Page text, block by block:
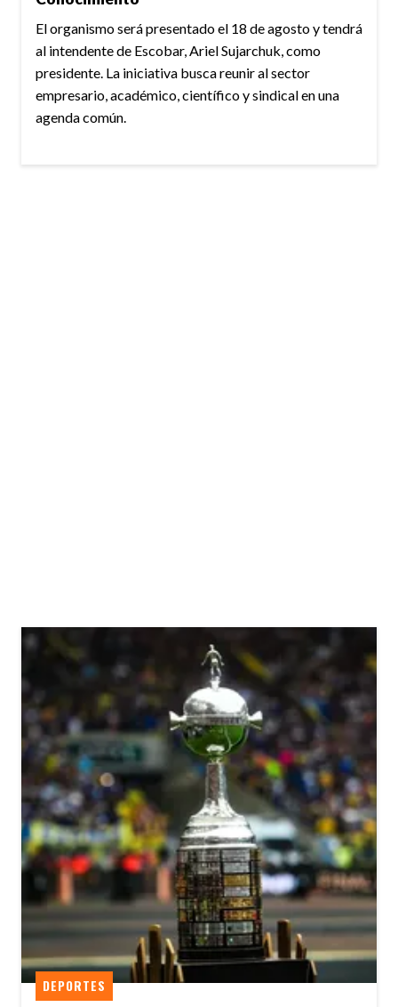
El organismo será presentado el 18 de agosto y tendrá
al intendente de Escobar, Ariel Sujarchuk, como
presidente. La iniciativa busca reunir al sector
empresario, académico, científico y sindical en una
agenda común.
DEPORTES